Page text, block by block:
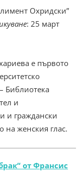
Охридски”
: 25 март
е първото
Библиотека
и
и граждански
на женския глас.
от Франсис